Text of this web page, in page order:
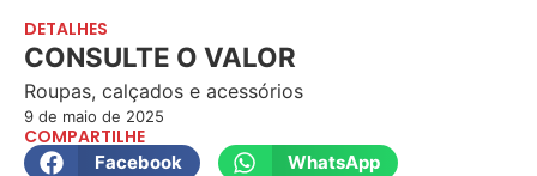
DETALHES
CONSULTE O VALOR
Roupas, calçados e acessórios
9 de maio de 2025
COMPARTILHE
Facebook
WhatsApp